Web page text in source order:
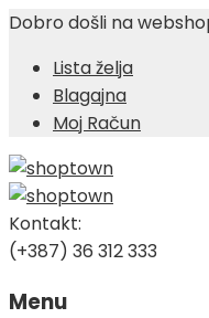
Dobro došli na
Lista želja
Blagajna
Moj Račun
Kontakt:
(+387) 36 312 333
Menu